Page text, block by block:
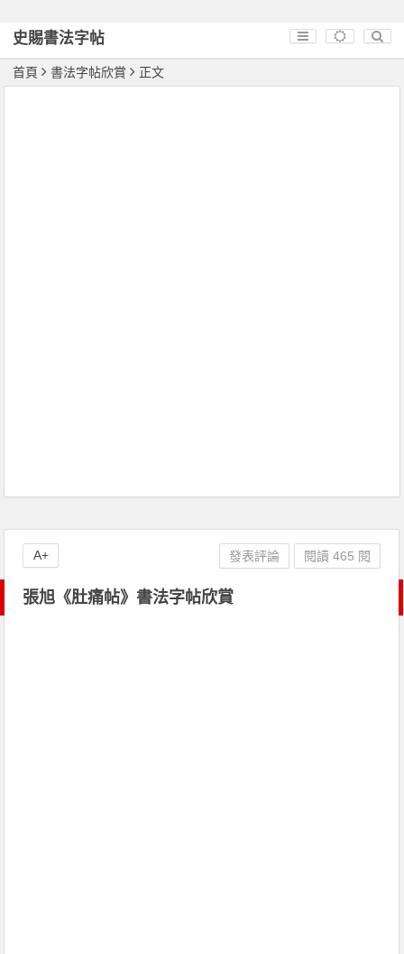
史賜書法字帖
首頁 書法字帖欣賞 正文
張旭《肚痛帖》書法字帖欣賞
發表評論 閱讀 465 閱
A+